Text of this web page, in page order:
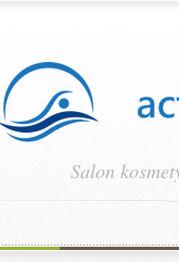
Salon